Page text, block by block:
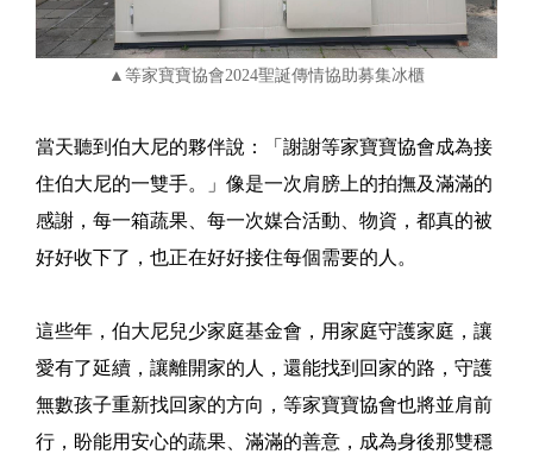
▲等家寶寶協會2024聖誕傳情協助募集冰櫃
當天聽到伯大尼的夥伴說：「謝謝等家寶寶協會成為接
住伯大尼的一雙手。」像是一次肩膀上的拍撫及滿滿的
感謝，每一箱蔬果、每一次媒合活動、物資，都真的被
好好收下了，也正在好好接住每個需要的人。
這些年，伯大尼兒少家庭基金會，用家庭守護家庭，讓
愛有了延續，讓離開家的人，還能找到回家的路，守護
無數孩子重新找回家的方向，等家寶寶協會也將並肩前
行，盼能用安心的蔬果、滿滿的善意，成為身後那雙穩